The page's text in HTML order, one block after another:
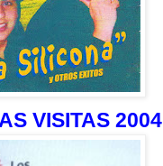
VISITAS 2004